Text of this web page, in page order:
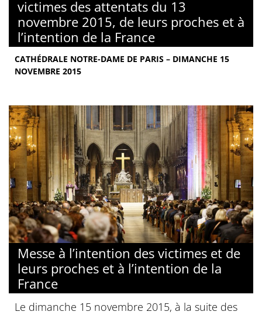
victimes des attentats du 13
novembre 2015, de leurs proches et à
l’intention de la France
CATHÉDRALE NOTRE-DAME DE PARIS – DIMANCHE 15
NOVEMBRE 2015
Messe à l’intention des victimes et de
leurs proches et à l’intention de la
France
Le dimanche 15 novembre 2015, à la suite des